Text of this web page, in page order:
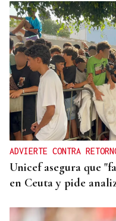
ADVIERTE CONTRA
Unicef asegura que
en Ceuta y pide